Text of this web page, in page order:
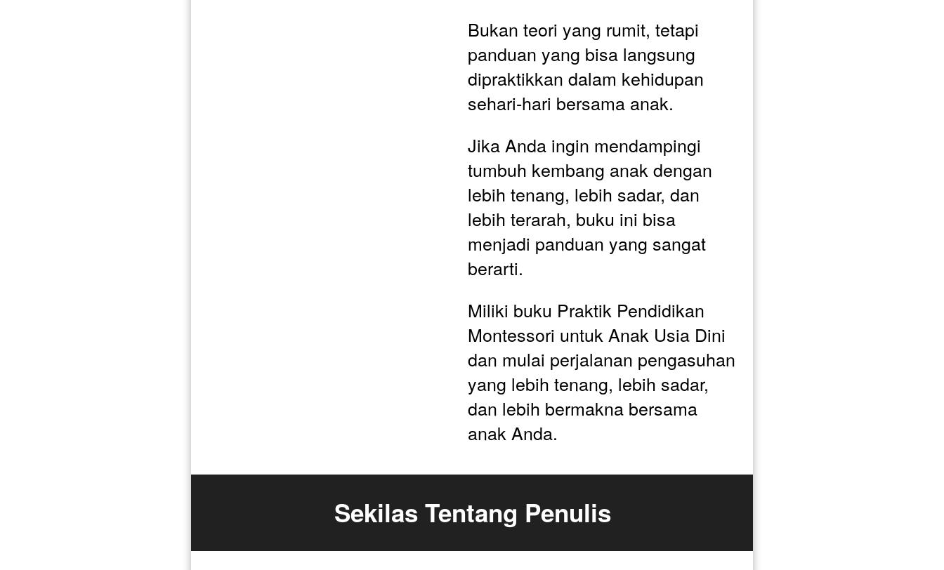
Bukan teori yang rumit, tetapi
panduan yang bisa langsung
dipraktikkan dalam kehidupan
sehari-hari bersama anak.
Jika Anda ingin mendampingi
tumbuh kembang anak dengan
lebih tenang, lebih sadar, dan
lebih terarah, buku ini bisa
menjadi panduan yang sangat
berarti.
Miliki buku Praktik Pendidikan
Montessori untuk Anak Usia Dini
dan mulai perjalanan pengasuhan
yang lebih tenang, lebih sadar,
dan lebih bermakna bersama
anak Anda.
Sekilas Tentang Penulis